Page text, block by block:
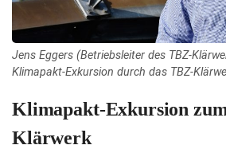
Jens Eggers (Betriebsleiter des TBZ-
Klimapakt-Exkursion durch das TBZ-
Klimapakt-Exkursion
Klärwerk